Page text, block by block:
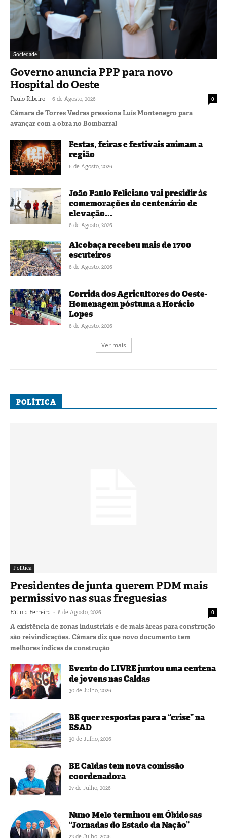
Sociedade
Governo anuncia PPP para novo
Hospital do Oeste
Paulo Ribeiro - 6 de Agosto, 2026 0
Câmara de Torres Vedras pressiona Luís Montenegro para
avançar com a obra no Bombarral
Festas, feiras e festivais animam a
região
6 de Agosto, 2026
João Paulo Feliciano vai presidir às
comemorações do centenário de
elevação...
6 de Agosto, 2026
Alcobaça recebeu mais de 1700
escuteiros
6 de Agosto, 2026
Corrida dos Agricultores do Oeste-
Homenagem póstuma a Horácio
Lopes
6 de Agosto, 2026
Ver mais
POLÍTICA
Política
Presidentes de junta querem PDM mais
permissivo nas suas freguesias
Fátima Ferreira - 6 de Agosto, 2026 0
A existência de zonas industriais e de mais áreas para construção
são reivindicações. Câmara diz que novo documento tem
melhores índices de construção
Evento do LIVRE juntou uma centena
de jovens nas Caldas
30 de Julho, 2026
BE quer respostas para a “crise” na
ESAD
30 de Julho, 2026
BE Caldas tem nova comissão
coordenadora
27 de Julho, 2026
Nuno Melo terminou em Óbidosas
“Jornadas do Estado da Nação”
23 de Julho, 2026